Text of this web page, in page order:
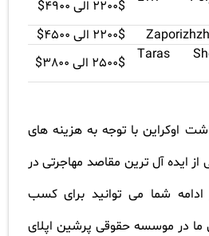
2200$ الی 4900
$
2200$ الی 4500
$
Taras
2500$ الی 3800 $
اوکراین با توجه به هزینه های
ایده آل ترین مقاصد مهاجرتی در
شما می توانید برای کسب
ما در موسسه حقوقی پرشین اپلای